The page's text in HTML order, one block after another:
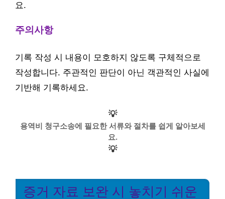
요.
주의사항
기록 작성 시 내용이 모호하지 않도록 구체적으로
작성합니다. 주관적인 판단이 아닌 객관적인 사실에
기반해 기록하세요.
💡
용역비 청구소송에 필요한 서류와 절차를 쉽게 알아보세
요.
💡
증거 자료 보완 시 놓치기 쉬운